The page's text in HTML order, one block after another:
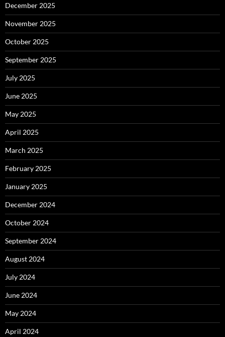
December 2025
November 2025
October 2025
September 2025
July 2025
June 2025
May 2025
April 2025
March 2025
February 2025
January 2025
December 2024
October 2024
September 2024
August 2024
July 2024
June 2024
May 2024
April 2024